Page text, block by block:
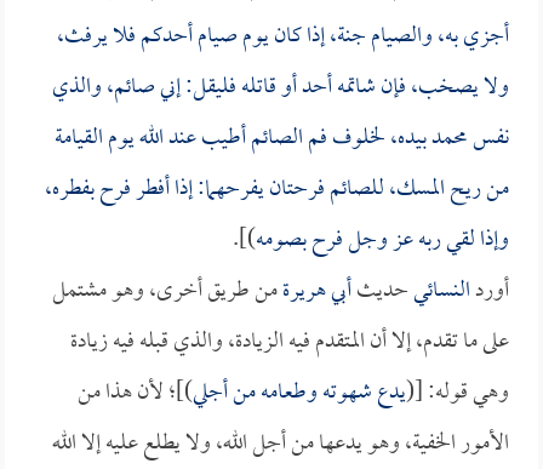
أجزي به، والصيام جنة، إذا كان يوم صيام أحدكم فلا يرفث،
ولا يصخب، فإن شاتمه أحد أو قاتله فليقل: إني صائم، والذي
نفس محمد بيده، لخلوف فم الصائم أطيب عند الله يوم القيامة
من ريح المسك، للصائم فرحتان يفرحهما: إذا أفطر فرح بفطره،
وإذا لقي ربه عز وجل فرح بصومه)].
أوردالنسائيحديثأبي هريرةمن طريق أخرى، وهو مشتمل
على ما تقدم، إلا أن المتقدم فيه الزيادة، والذي قبله فيه زيادة
وهي قوله: [(يدع شهوته وطعامه من أجلي)]؛ لأن هذا من
الأمور الخفية، وهو يدعها من أجل الله، ولا يطلع عليه إلا الله